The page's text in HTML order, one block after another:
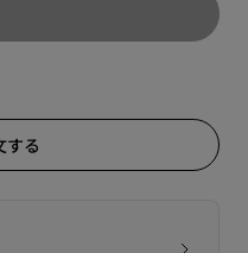
する